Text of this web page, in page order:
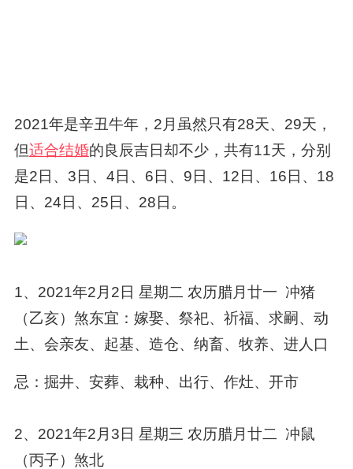
2021年是辛丑牛年，2月虽然只有28天、29天，
但适合结婚的良辰吉日却不少，共有11天，分别
是2日、3日、4日、6日、9日、12日、16日、18
日、24日、25日、28日。
1、2021年2月2日 星期二 农历腊月廿一 冲猪
（乙亥）煞东宜：嫁娶、祭祀、祈福、求嗣、动
土、会亲友、起基、造仓、纳畜、牧养、进人口
忌：掘井、安葬、栽种、出行、作灶、开市
2、2021年2月3日 星期三 农历腊月廿二 冲鼠
（丙子）煞北